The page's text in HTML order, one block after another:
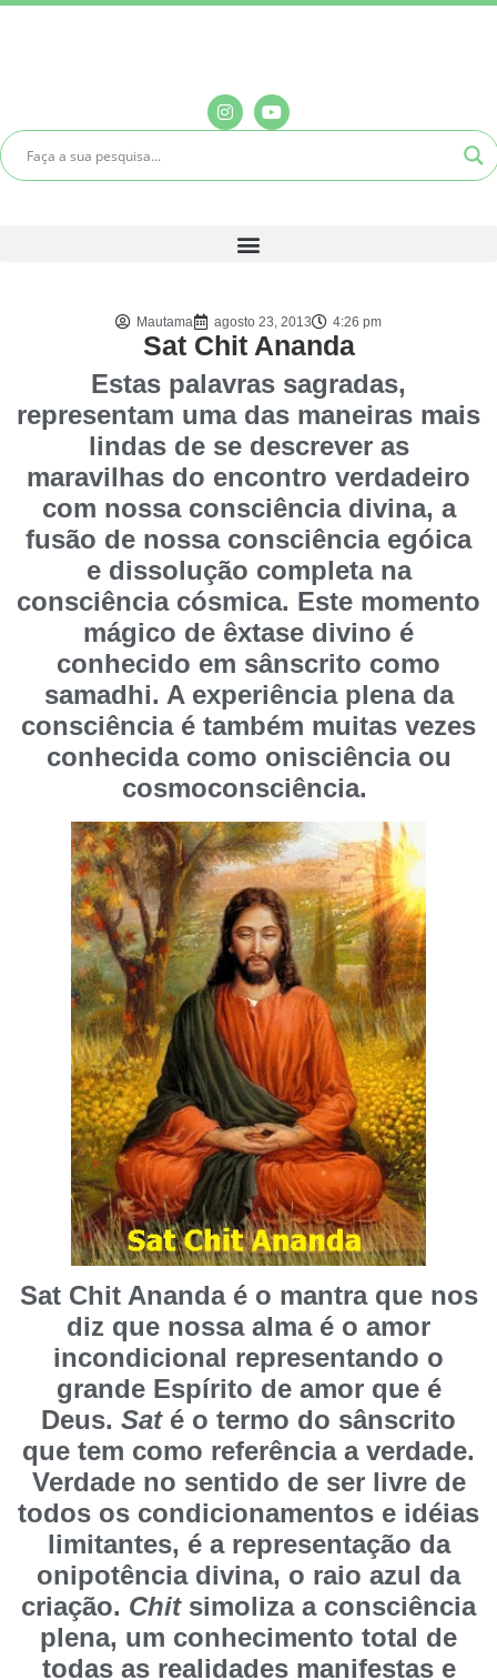
Mautama agosto 23, 2013 4:26 pm
Sat Chit Ananda
Estas palavras sagradas,
representam uma das maneiras mais
lindas de se descrever as
maravilhas do encontro verdadeiro
com nossa consciência divina, a
fusão de nossa consciência egóica
e dissolução completa na
consciência cósmica. Este momento
mágico de êxtase divino é
conhecido em sânscrito como
samadhi. A experiência plena da
consciência é também muitas vezes
conhecida como onisciência ou
cosmoconsciência.
Sat Chit Ananda é o mantra que nos
diz que nossa alma é o amor
incondicional representando o
grande Espírito de amor que é
Deus. Saté o termo do sânscrito
que tem como referência a verdade.
Verdade no sentido de ser livre de
todos os condicionamentos e idéias
limitantes, é a representação da
onipotência divina, o raio azul da
criação. Chitsimoliza a consciência
plena, um conhecimento total de
todas as realidades manifestas e